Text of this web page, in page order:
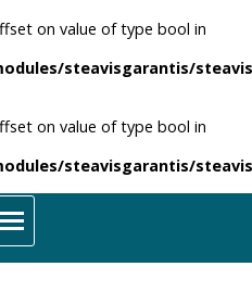
on value of type bool in
steavisgarantis/
on value of type bool in
steavisgarantis/